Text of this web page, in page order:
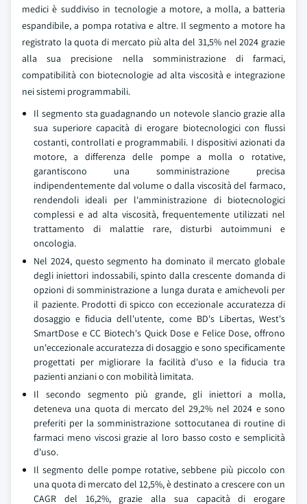
medici è suddiviso in tecnologie a motore, a molla, a batteria
espandibile, a pompa rotativa e altre. Il segmento a motore ha
registrato la quota di mercato più alta del 31,5% nel 2024 grazie
alla sua precisione nella somministrazione di farmaci,
compatibilità con biotecnologie ad alta viscosità e integrazione
nei sistemi programmabili.
Il segmento sta guadagnando un notevole slancio grazie alla
sua superiore capacità di erogare biotecnologici con flussi
costanti, controllati e programmabili. I dispositivi azionati da
motore, a differenza delle pompe a molla o rotative,
garantiscono una somministrazione precisa
indipendentemente dal volume o dalla viscosità del farmaco,
rendendoli ideali per l'amministrazione di biotecnologici
complessi e ad alta viscosità, frequentemente utilizzati nel
trattamento di malattie rare, disturbi autoimmuni e
oncologia.
Nel 2024, questo segmento ha dominato il mercato globale
degli iniettori indossabili, spinto dalla crescente domanda di
opzioni di somministrazione a lunga durata e amichevoli per
il paziente. Prodotti di spicco con eccezionale accuratezza di
dosaggio e fiducia dell'utente, come BD's Libertas, West's
SmartDose e CC Biotech's Quick Dose e Felice Dose, offrono
un'eccezionale accuratezza di dosaggio e sono specificamente
progettati per migliorare la facilità d'uso e la fiducia tra
pazienti anziani o con mobilità limitata.
Il secondo segmento più grande, gli iniettori a molla,
deteneva una quota di mercato del 29,2% nel 2024 e sono
preferiti per la somministrazione sottocutanea di routine di
farmaci meno viscosi grazie al loro basso costo e semplicità
d'uso.
Il segmento delle pompe rotative, sebbene più piccolo con
una quota di mercato del 12,5%, è destinato a crescere con un
CAGR del 16,2%, grazie alla sua capacità di erogare